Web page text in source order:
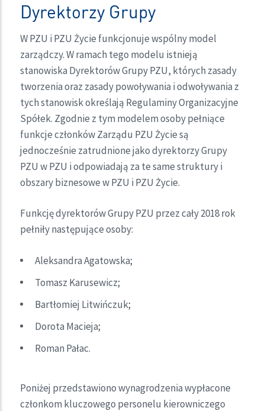
Dyrektorzy Grupy
W PZU i PZU Życie funkcjonuje wspólny model
zarządczy. W ramach tego modelu istnieją
stanowiska Dyrektorów Grupy PZU, których zasady
tworzenia oraz zasady powoływania i odwoływania z
tych stanowisk określają Regulaminy Organizacyjne
Spółek. Zgodnie z tym modelem osoby pełniące
funkcje członków Zarządu PZU Życie są
jednocześnie zatrudnione jako dyrektorzy Grupy
PZU w PZU i odpowiadają za te same struktury i
obszary biznesowe w PZU i PZU Życie.
Funkcję dyrektorów Grupy PZU przez cały 2018 rok
pełniły następujące osoby:
Aleksandra Agatowska;
Tomasz Karusewicz;
Bartłomiej Litwińczuk;
Dorota Macieja;
Roman Pałac.
Poniżej przedstawiono wynagrodzenia wypłacone
członkom kluczowego personelu kierowniczego